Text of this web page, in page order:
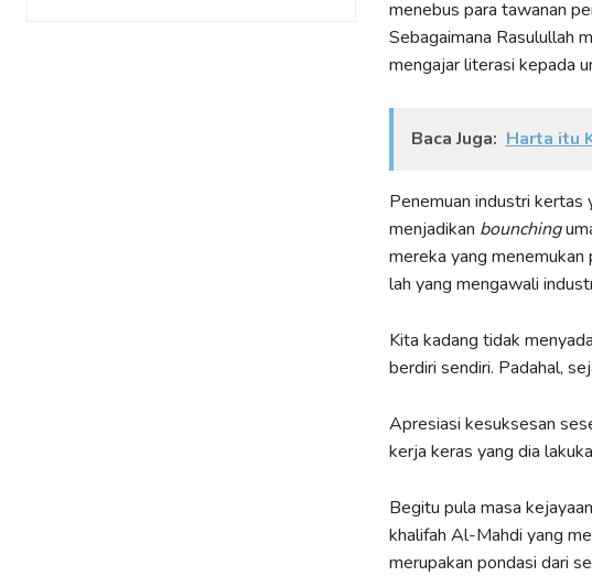
menebus para tawanan
Sebagaimana Rasulullah
mengajar literasi kepada
Baca Juga: Harta itu
Penemuan industri kertas
menjadikan bounching
mereka yang
lah yang mengawali
Kita kadang tidak
berdiri sendiri. Padahal,
Apresiasi kesuksesan
kerja keras yang dia
Begitu pula masa
khalifah Al-Mahdi yang
merupakan pondasi dari